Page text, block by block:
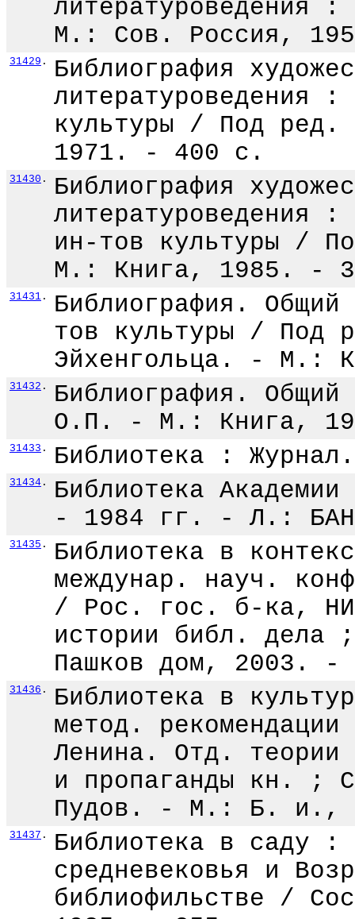
М.: Сов. Россия,
31429 .
Библиография
культуры / Под
1971. - 400 с.
31430 .
Библиография
литературоведения
ин-тов культуры /
М.: Книга, 1985. -
31431 .
Библиография.
тов культуры /
Эйхенгольца. - М.:
31432 .
Библиография.
О.П. - М.: Книга,
31433 . Библиотека :
31434 .
Библиотека
- 1984 гг. - Л.:
31435 .
Библиотека в
междунар. науч.
/ Рос. гос. б-ка, НИО
истории библ.
Пашков дом, 2003. -
31436 .
Библиотека в
метод.
Ленина. Отд. теории
и пропаганды кн.
Пудов. - М.: Б. и.,
31437 .
Библиотека в саду :
средневековья и
библиофильстве /